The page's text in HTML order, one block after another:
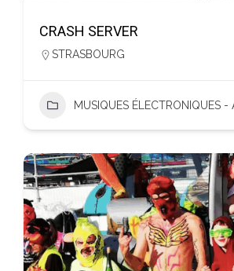
CRASH SERVER
STRASBOURG
MUSIQUES ÉLECTRONIQUES -